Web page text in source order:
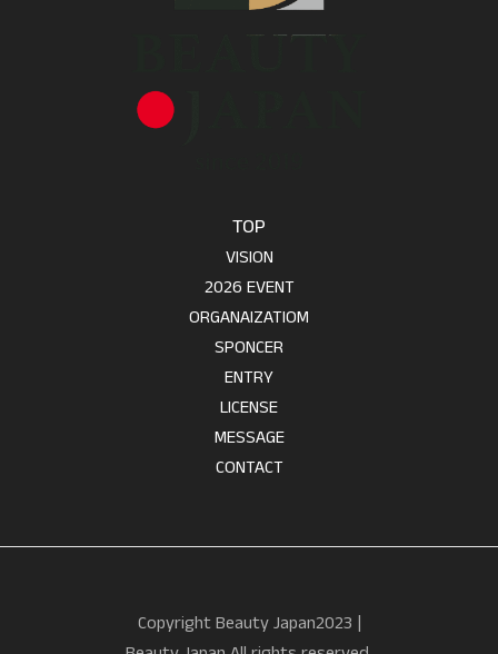
TOP
VISION
2026 EVENT
ORGANAIZATIOM
SPONCER
ENTRY
LICENSE
MESSAGE
CONTACT
Copyright Beauty Japan2023 |